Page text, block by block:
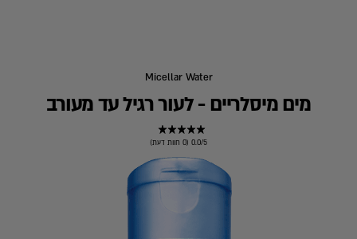
Micellar Water
מים מיסלריים - לעור רגיל עד מעורב
0.0/5 (0 חוות דעת)